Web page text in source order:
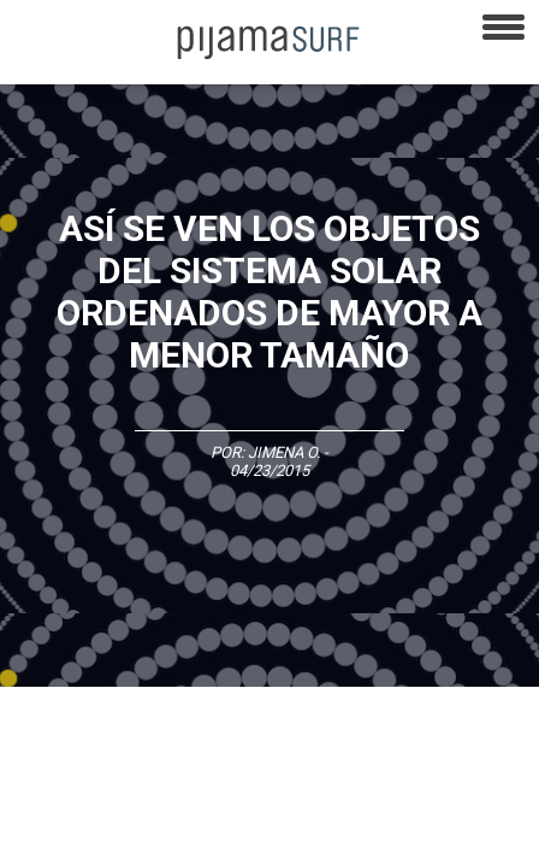
ASÍ SE VEN LOS OBJETOS
DEL SISTEMA SOLAR
ORDENADOS DE MAYOR A
MENOR TAMAÑO
POR: JIMENA O.-
04/23/2015